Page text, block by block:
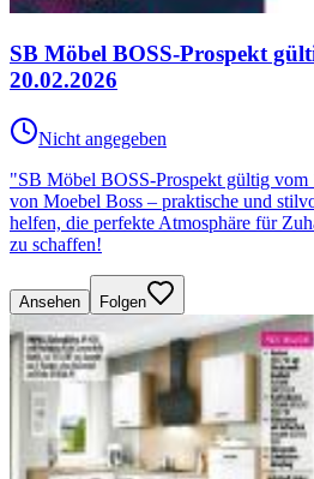
SB Möbel BOSS-Prospekt
20.02.2026
Nicht angegeben
"SB Möbel BOSS-Prospekt gültig vom
von Moebel Boss – praktische und
helfen, die perfekte Atmosphäre für
zu schaffen!
Ansehen Folgen